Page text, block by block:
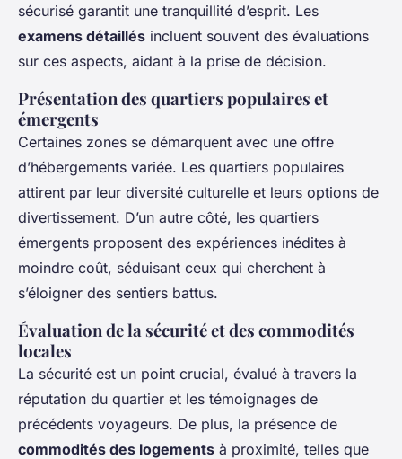
sécurisé garantit une tranquillité d’esprit. Les
examens détaillés incluent souvent des évaluations
sur ces aspects, aidant à la prise de décision.
Présentation des quartiers populaires et
émergents
Certaines zones se démarquent avec une offre
d’hébergements variée. Les quartiers populaires
attirent par leur diversité culturelle et leurs options de
divertissement. D’un autre côté, les quartiers
émergents proposent des expériences inédites à
moindre coût, séduisant ceux qui cherchent à
s’éloigner des sentiers battus.
Évaluation de la sécurité et des commodités
locales
La sécurité est un point crucial, évalué à travers la
réputation du quartier et les témoignages de
précédents voyageurs. De plus, la présence de
commodités des logements à proximité, telles que